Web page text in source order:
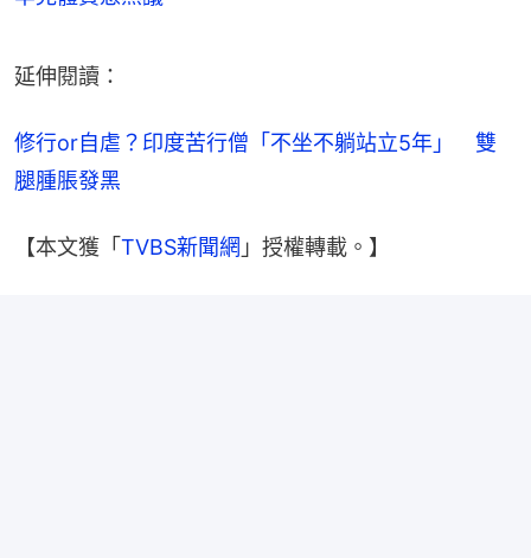
延伸閱讀：
修行or自虐？印度苦行僧「不坐不躺站立5年」　雙
腿腫脹發黑
【本文獲「 TVBS新聞網 」授權轉載。】